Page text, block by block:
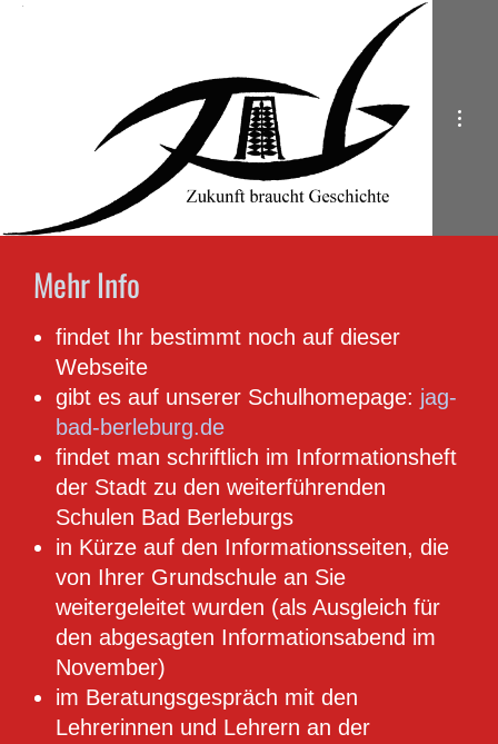
Mehr Info
findet Ihr bestimmt noch auf dieser
Webseite
gibt es auf unserer Schulhomepage: jag-
bad-berleburg.de
findet man schriftlich im Informationsheft
der Stadt zu den weiterführenden
Schulen Bad Berleburgs
in Kürze auf den Informationsseiten, die
von Ihrer Grundschule an Sie
weitergeleitet wurden (als Ausgleich für
den abgesagten Informationsabend im
November)
im Beratungsgespräch mit den
Lehrerinnen und Lehrern an der